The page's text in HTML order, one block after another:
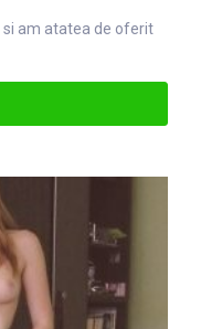
si am atatea de oferit